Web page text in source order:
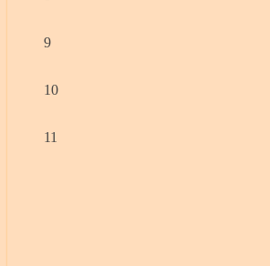
9
10
11